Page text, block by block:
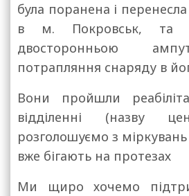
була поранена і
в м. Покровськ, та
двосторонньою
потрапляння снаряду в
Вони пройшли
відділенні (назву
розголошуємо з
вже бігають на протезах
Ми щиро хочемо